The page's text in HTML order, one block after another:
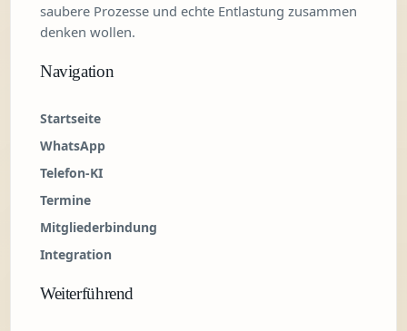
saubere Prozesse und echte Entlastung zusammen
denken wollen.
Navigation
Startseite
WhatsApp
Telefon-KI
Termine
Mitgliederbindung
Integration
Weiterführend